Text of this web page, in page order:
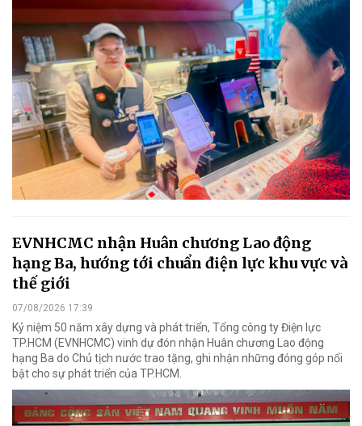
EVNHCMC nhận Huân chương Lao động
hạng Ba, hướng tới chuẩn điện lực khu vực và
thế giới
07/08/2026 17:39
Kỷ niệm 50 năm xây dựng và phát triển, Tổng công ty Điện lực
TP.HCM (EVNHCMC) vinh dự đón nhận Huân chương Lao động
hạng Ba do Chủ tịch nước trao tặng, ghi nhận những đóng góp nổi
bật cho sự phát triển của TP.HCM.